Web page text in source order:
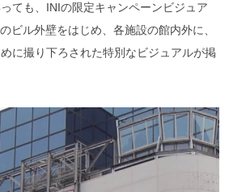
ても、INIの限定キャンペーンビジュア
ビル外壁をはじめ、各施設の館内外に、
に撮り下ろされた特別なビジュアルが掲